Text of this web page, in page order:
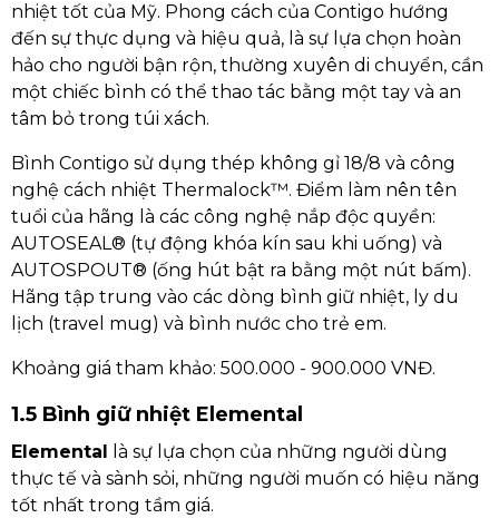
nhiệt tốt của Mỹ. Phong cách của Contigo hướng
đến sự thực dụng và hiệu quả, là sự lựa chọn hoàn
hảo cho người bận rộn, thường xuyên di chuyển, cần
một chiếc bình có thể thao tác bằng một tay và an
tâm bỏ trong túi xách.
Bình Contigo sử dụng thép không gỉ 18/8 và công
nghệ cách nhiệt Thermalock™. Điểm làm nên tên
tuổi của hãng là các công nghệ nắp độc quyền:
AUTOSEAL® (tự động khóa kín sau khi uống) và
AUTOSPOUT® (ống hút bật ra bằng một nút bấm).
Hãng tập trung vào các dòng bình giữ nhiệt, ly du
lịch (travel mug) và bình nước cho trẻ em.
Khoảng giá tham khảo: 500.000 - 900.000 VNĐ.
1.5 Bình giữ nhiệt Elemental
Elemental là sự lựa chọn của những người dùng
thực tế và sành sỏi, những người muốn có hiệu năng
tốt nhất trong tầm giá.